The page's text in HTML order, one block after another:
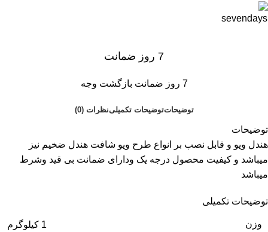
7 روز ضمانت
7 روز ضمانت بازگشت وجه
توضیحاتتوضیحات تکمیلینظرات (0)
توضیحات
هندل ویو و قابل نصب بر انواع طرح ویو شافت هندل ضخیم نیز
میباشد و کیفیت محصول درجه یک ودارای ضمانت بی قید وشرط
میباشد
توضیحات تکمیلی
وزن 1 کیلوگرم